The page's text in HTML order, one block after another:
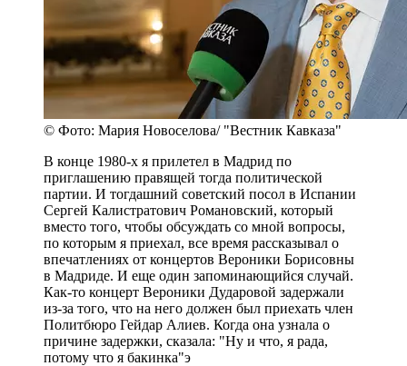
© Фото: Мария Новоселова/ "Вестник Кавказа"
В конце 1980-х я прилетел в Мадрид по
приглашению правящей тогда политической
партии. И тогдашний советский посол в Испании
Сергей Калистратович Романовский, который
вместо того, чтобы обсуждать со мной вопросы,
по которым я приехал, все время рассказывал о
впечатлениях от концертов Вероники Борисовны
в Мадриде. И еще один запоминающийся случай.
Как-то концерт Вероники Дударовой задержали
из-за того, что на него должен был приехать член
Политбюро Гейдар Алиев. Когда она узнала о
причине задержки, сказала: "Ну и что, я рада,
потому что я бакинка"э